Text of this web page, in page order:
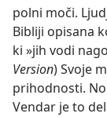
polni moči.
Bibliji opisana
ki »jih vodi
Version) Svoje
prihodnosti.
Vendar je to